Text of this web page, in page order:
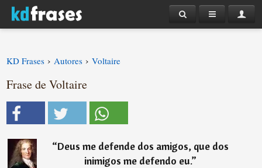
KD Frases › Autores › Voltaire
Frase de Voltaire
“Deus me defende dos amigos, que dos
inimigos me defendo eu.”